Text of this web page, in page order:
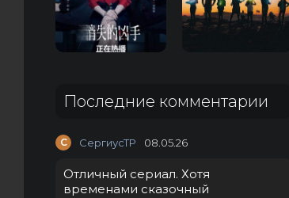
Последние комментарии
С СергиусТР 08.05.26
Отличный сериал. Хотя
временами сказочный